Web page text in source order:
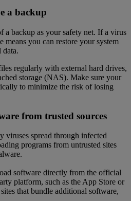
a backup
a backup as your safety net. If a virus
means you can restore your system
regularly with external hard drives,
storage (NAS). Make sure your
to minimize the risk of losing
from trusted sources
viruses spread through infected
programs from untrusted sites
software directly from the official
platform, such as the App Store or
that bundle additional software,